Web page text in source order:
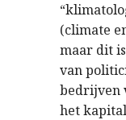
(climate
maar dit
van
bedrijven
het